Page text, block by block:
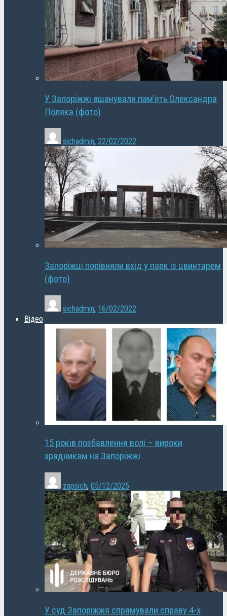
У Запоріжжі вшанували пам’ять Олександра
Поляка (фото)
sichadmin, 22/02/2022
Запоріжці порівняли вхід у парк із цвинтарем
(фото)
sichadmin, 16/02/2022
Відео
15 років позбавлення волі – вироки
зрадникам на Запоріжжі
zapsich, 05/12/2025
У суд Запоріжжя спрямували справу 4-х